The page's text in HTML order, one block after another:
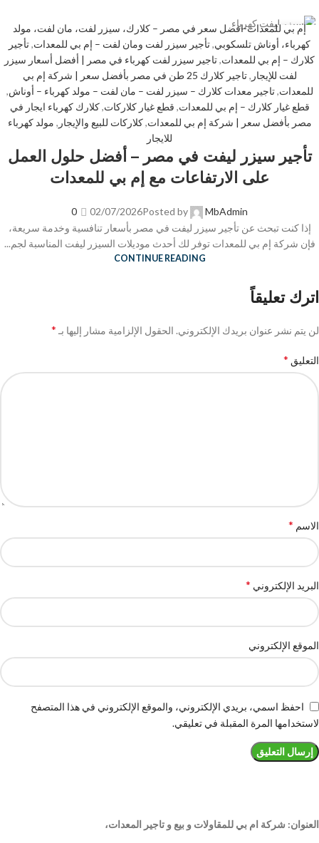
02
يوليو
إم بي للمعدات-افضل سعر في مصر – كلارك، سيزر لفت، مان لفت، مولد
كهرباء، أوناش تلسكوبي,تأجير سيزر لفت ومان لفت – إم بي للمعدات,تأجير
كلارك – إم بي للمعدات,تاجير سيزر لفت كهرباء في مصر | أفضل أسعار سيزر
لفت للإيجار ,
تاجير كلارك 25 طن في مصر بأفضل سعر | شركة إم بي
للمعدات,تاجير معدات كلارك – سيزر لفت – مان لفت – مولد كهرباء – أوناش,
قطع غيار كلارك – إم بي للمعدات, قطع غيار كلاركات,كلارك كهرباء ايجار في
مصر بأفضل سعر | شركة إم بي للمعدات,كلاركات للبيع والإيجار , مولد كهرباء
للايجار
تأجير سيزر ليفت في مصر – أفضل حلول العمل
على الارتفاعات مع إم بي للمعدات
Posted by MbAdmin
02/07/2026
0
إذا كنت تبحث عن تأجير سيزر ليفت في مصر بأسعار تنافسية وخدمة سريعة،
فإن شركة إم بي للمعدات توفر لك أحدث موديلات السيزر ليفت المناسبة لجم...
CONTINUE READING
اترك تعليقاً
لن يتم نشر عنوان بريدك الإلكتروني. الحقول الإلزامية مشار إليها بـ *
التعليق *
الاسم *
البريد الإلكتروني *
الموقع الإلكتروني
احفظ اسمي، بريدي الإلكتروني، والموقع الإلكتروني في هذا المتصفح
لاستخدامها المرة المقبلة في تعليقي.
العنوان: شركة ام بي للمقاولات و بيع و تاجير المعدات،